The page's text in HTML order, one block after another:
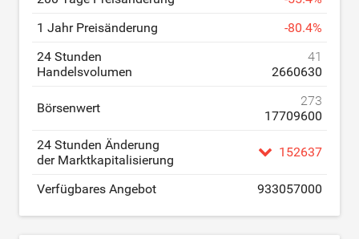
1 Jahr Preisänderung
-80.4%
24 Stunden
Handelsvolumen
41
2660630
Börsenwert
273
17709600
24 Stunden Änderung
der Marktkapitalisierung
152637
Verfügbares Angebot 933057000